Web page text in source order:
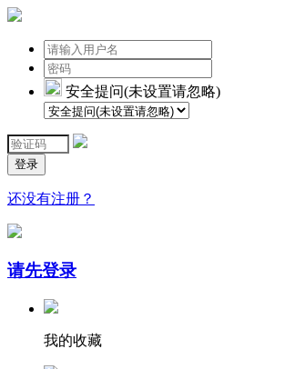
安全提问(未设置请忽略)
登录
还没有注册？
请先登录
我的收藏